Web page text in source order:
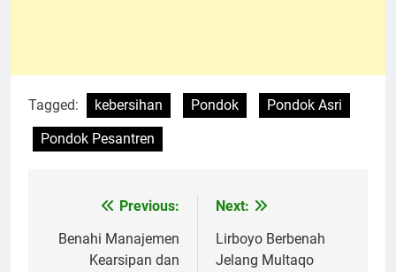
Tagged: kebersihan Pondok
Pondok Asri
Pondok Pesantren
Navigasi
pos
Previous:
Benahi Manajemen
Kearsipan dan
Next:
Lirboyo Berbenah
Jelang Multaqo